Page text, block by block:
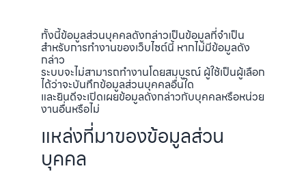
ทั้งนี้ข้อมูลส่วนบุคคลดังกล่าวเป็นข้อมูลที่จำเป็น
สำหรับการทำงานของเว็บไซต์นี้ หากไม่มีข้อมูลดัง
กล่าว
ระบบจะไม่สามารถทำงานโดยสมบูรณ์ ผู้ใช้เป็นผู้เลือก
ได้ว่าจะบันทึกข้อมูลส่วนบุคคลอื่นใด
และยินดีจะเปิดเผยข้อมูลดังกล่าวกับบุคคลหรือหน่วย
งานอื่นหรือไม่
แหล่งที่มาของข้อมูลส่วน
บุคคล